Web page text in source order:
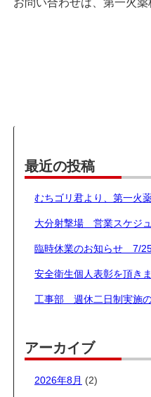
お問い合わせは、第一火
最近の投稿
むちゴリ君より、第一火
大分射撃場 営業スケジ
臨時休業のお知らせ 7/
安全衛生個人表彰を頂き
工事部 週休二日制実施
アーカイブ
2026年8月 (2)